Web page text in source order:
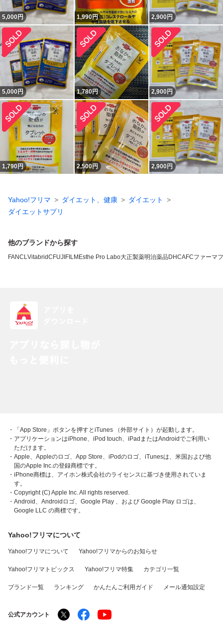
5,000円 1,990円 2,900円
5,000円 1,780円 2,900円
1,790円 2,500円 2,900円
Yahoo!フリマ ダイエット、健康
ダイエット
ダイエットサプリ
他のブランドから探す
FANCLVitabridC FUJIFILM Esthe Pro Labo大正製薬明治薬品DHCAFCファーマ
・「App Store」ボタンを押すとiTunes （外部サイト）が起動します。
・アプリケーションはiPhone、iPod touch、iPadまたはAndroidでご利用い
ただけます。
・Apple、Appleのロゴ、App Store、iPodのロゴ、iTunesは、米国および他
国のApple Inc.の登録商標です。
・iPhone商標は、アイホン株式会社のライセンスに基づき使用されていま
す。
・Copyright (C) Apple Inc. All rights reserved.
・Android、Androidロゴ、Google Play 、および Google Play ロゴは、
Google LLC の商標です。
Yahoo!フリマについて
Yahoo!フリマについて Yahoo!フリマからのお知らせ
Yahoo!フリマトピックス Yahoo!フリマ特集 カテゴリ一覧
ブランド一覧 ランキング かんたんご利用ガイド メール通知設定
公式アカウント